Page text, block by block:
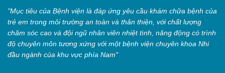
"Mục tiêu của Bệnh viện là đáp ứng yêu cầu khám chữa bệnh của
trẻ em trong môi trường an toàn và thân thiện, với chất lượng
chăm sóc cao và đội ngũ nhân viên nhiệt tình, năng động có trình
độ chuyên môn tương xứng với một bệnh viện chuyên khoa Nhi
đầu ngành của khu vực phía Nam"